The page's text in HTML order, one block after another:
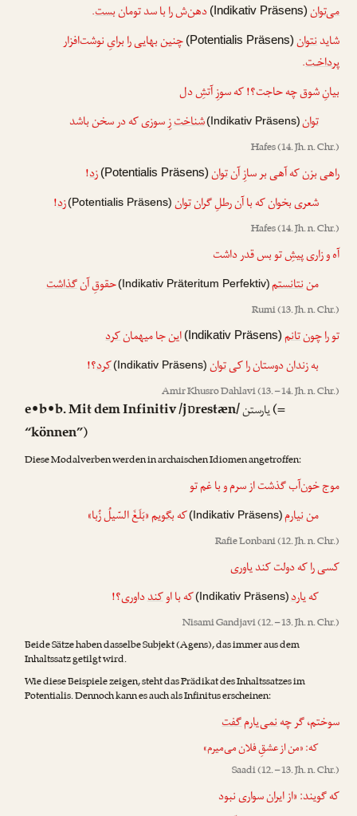
می‌توان (Indikativ Präsens) دهن‌ش را با سد تومانبست.
شایدنتوان (Potentialis Präsens) چنین بهایی را برایِ نوشت‌افزار
پرداخـت.
بیانِ شوق چه حاجت؟! که سوزِ آتشِ دل
توان(Indikativ Präsens)شناختزِ سوزی که در سخن باشد
Hafes(14. Jh. n. Chr.)
راهی بزن که آهی بر سازِ آنتوان (Potentialis Präsens) زد!
شعری بخوان که با آن رطلِ گرانتوان (Potentialis Präsens)زد!
Hafes(14. Jh. n. Chr.)
آه و زاری پیشِ تو بس قدر داشت
مننتانستم(Indikativ Präteritum Perfektiv)حقوقِ آنگذاشت
Rumi(13. Jh. n. Chr.)
تو را چونتانم (Indikativ Präsens) این جا میهمانکرد
به زندان دوستان را کیتوان (Indikativ Präsens)کرد؟!
Amir Khusro Dahlavi(13. – 14. Jh. n. Chr.)
e•b•b. Mit dem Infinitiv /jɒrestæn/یارستن(=
“können”)
Diese Modalverben werden in archaischen Idiomen angetroffen:
موج خون‌آب گذشت از سرم و با غم تو
مننیارم(Indikativ Präsens)کهبگویم«بَلَغَ السّیلُ زُبا»
Rafie Lonbani(12. Jh. n. Chr.)
کسی را که دولت کند یاوری
کهیارد(Indikativ Präsens)که با اوکندداوری؟!
Nisami Gandjavi(12. – 13. Jh. n. Chr.)
Beide Sätze haben dasselbe Subjekt (Agens), das immer aus dem
Inhaltssatz getilgt wird.
Wie diese Beispiele zeigen, steht das Prädikat des Inhaltssatzes im
Potentialis. Dennoch kann es auch als Infinitus erscheinen:
سوختم، گر چهنمی‌یارمگفت
که: «من از عشقِ فلان می‌میرم»
Saadi(12. – 13. Jh. n. Chr.)
که گویند: «از ایران سواری نبود